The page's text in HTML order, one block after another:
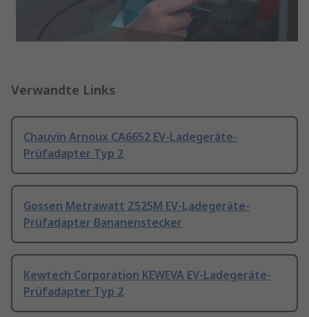
Verwandte Links
Chauvin Arnoux CA6652 EV-Ladegeräte-
Prüfadapter Typ 2
Gossen Metrawatt Z525M EV-Ladegeräte-
Prüfadapter Bananenstecker
Kewtech Corporation KEWEVA EV-Ladegeräte-
Prüfadapter Typ 2